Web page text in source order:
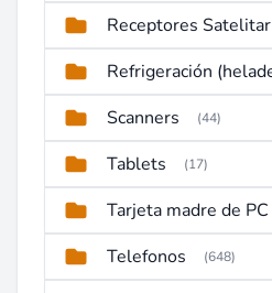
Receptores Satelitar
Scanners (44)
Tablets (17)
Telefonos (648)